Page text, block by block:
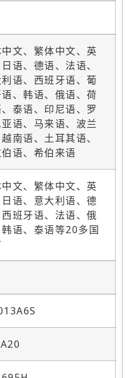
文、繁体中文、英
语、德语、法语、
语、西班牙语、葡
、韩语、俄语、荷
泰语、印尼语、罗
语、马来语、波兰
南语、土耳其语、
语、希伯来语
文、繁体中文、英
语、意大利语、德
班牙语、法语、俄
语、泰语等20多国